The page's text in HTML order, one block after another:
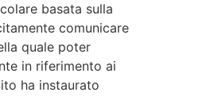
basata sulla
comunicare
quale poter
in riferimento ai
ha instaurato